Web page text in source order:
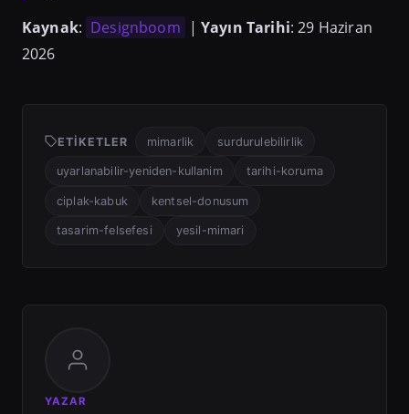
Kaynak: Designboom | Yayın Tarihi: 29 Haziran
2026
ETIKETLER mimarlik surdurulebilirlik
uyarlanabilir-yeniden-kullanim tarihi-koruma
ciplak-kabuk kentsel-donusum
tasarim-felsefesi yesil-mimari
YAZAR